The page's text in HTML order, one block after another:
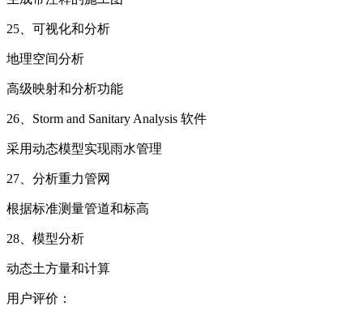
25、可视化和分析
地理空间分析
高级映射和分析功能
26、Storm and Sanitary Analysis 软件
采用动态模型实现雨水管理
27、分析重力管网
根据标准测量管道和标高
28、模型分析
动态土方量和计算
用户评价：